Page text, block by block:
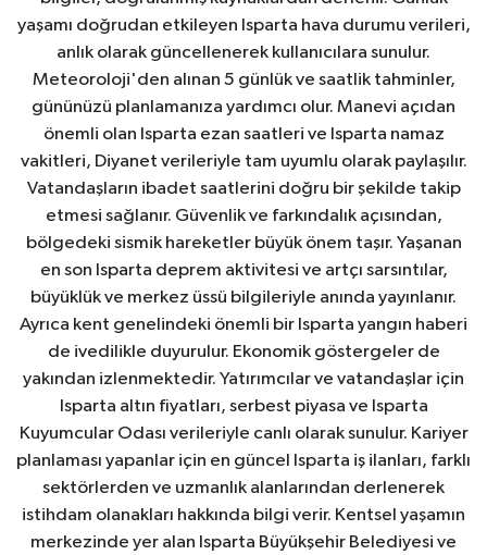
yaşamı doğrudan etkileyen Isparta hava durumu verileri,
anlık olarak güncellenerek kullanıcılara sunulur.
Meteoroloji'den alınan 5 günlük ve saatlik tahminler,
gününüzü planlamanıza yardımcı olur. Manevi açıdan
önemli olan Isparta ezan saatleri ve Isparta namaz
vakitleri, Diyanet verileriyle tam uyumlu olarak paylaşılır.
Vatandaşların ibadet saatlerini doğru bir şekilde takip
etmesi sağlanır. Güvenlik ve farkındalık açısından,
bölgedeki sismik hareketler büyük önem taşır. Yaşanan
en son Isparta deprem aktivitesi ve artçı sarsıntılar,
büyüklük ve merkez üssü bilgileriyle anında yayınlanır.
Ayrıca kent genelindeki önemli bir Isparta yangın haberi
de ivedilikle duyurulur. Ekonomik göstergeler de
yakından izlenmektedir. Yatırımcılar ve vatandaşlar için
Isparta altın fiyatları, serbest piyasa ve Isparta
Kuyumcular Odası verileriyle canlı olarak sunulur. Kariyer
planlaması yapanlar için en güncel Isparta iş ilanları, farklı
sektörlerden ve uzmanlık alanlarından derlenerek
istihdam olanakları hakkında bilgi verir. Kentsel yaşamın
merkezinde yer alan Isparta Büyükşehir Belediyesi ve